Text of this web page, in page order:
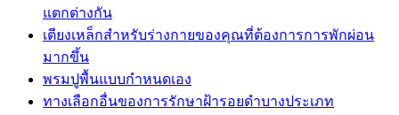
แตกต่างกัน
เตียงเหล็กสำหรับร่างกายของคุณที่ต้องการการพักผ่อน
มากขึ้น
พรมปูพื้นแบบกำหนดเอง
ทางเลือกอื่นของการรักษาฝ้ารอยดำบางประเภท